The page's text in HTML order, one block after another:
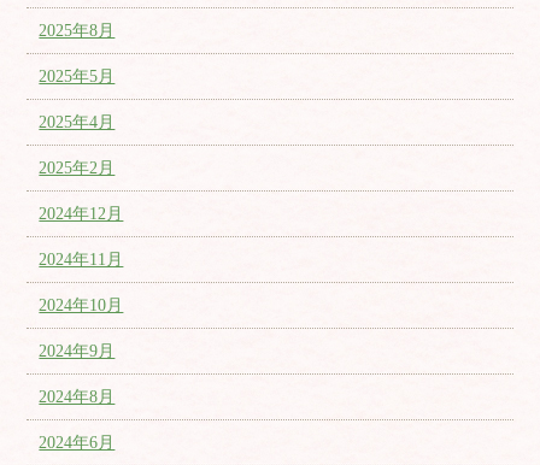
2025年8月
2025年5月
2025年4月
2025年2月
2024年12月
2024年11月
2024年10月
2024年9月
2024年8月
2024年6月